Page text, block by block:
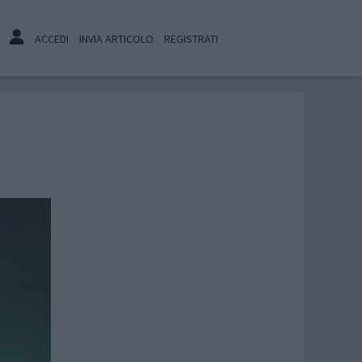
ACCEDI INVIA ARTICOLO REGISTRATI